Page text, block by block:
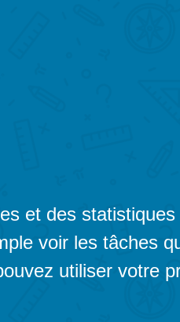
et des statistiques
voir les tâches
utiliser votre